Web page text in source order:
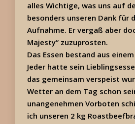
alles Wichtige, was uns auf
besonders unseren Dank für
Aufnahme. Er vergaß aber
Majesty“ zuzuprosten.
Das Essen bestand aus einem
Jeder hatte sein
das gemeinsam verspeist
Wetter an dem Tag schon
unangenehmen Vorboten
ich unseren 2 kg